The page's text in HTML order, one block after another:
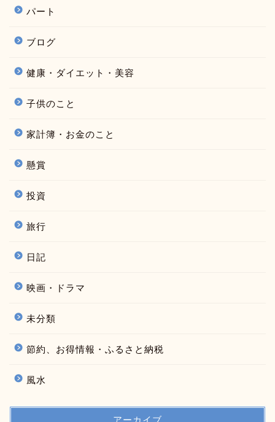
パート
ブログ
健康・ダイエット・美容
子供のこと
家計簿・お金のこと
懸賞
投資
旅行
日記
映画・ドラマ
未分類
節約、お得情報・ふるさと納税
風水
アーカイブ